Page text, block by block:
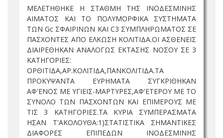
ΜΕΛΕΤΗΘΗΚΕ Η ΣΤΑΘΜΗ ΤΗΣ ΙΝΟΔΕΣΜΙΝΗΣ
ΑΙΜΑΤΟΣ ΚΑΙ ΤΟ ΠΟΛΥΜΟΡΦΙΚΑ ΣΥΣΤΗΜΑΤΑ
ΤΩΝ Gc ΣΦΑΙΡΙΝΩΝ ΚΑΙ C3 ΣΥΜΠΛΗΡΩΜΑΤΟΣ ΣΕ
ΠΑΣΧΟΝΤΕΣ ΑΠΟ ΕΛΚΩΣΗ ΚΟΛΙΤΙΔΑ.ΟΙ ΑΣΘΕΝΕΙΣ
ΔΙΑΙΡΕΘΗΚΑΝ ΑΝΑΛΟΓΩΣ ΕΚΤΑΣΗΣ ΝΟΣΟΥ ΣΕ 3
ΚΑΤΗΓΟΡΙΕΣ:
ΟΡΘΙΤΙΔΑ,ΑΡ.ΚΟΛΙΤΙΔΑ,ΠΑΝΚΟΛΙΤΙΔΑ.ΤΑ
ΠΡΟΚΥΨΑΝΤΑ ΕΥΡΗΜΑΤΑ ΣΥΓΚΡΙΘΗΚΑΝ
ΑΦ'ΕΝΟΣ ΜΕ ΥΓΙΕΙΣ-ΜΑΡΤΥΡΕΣ,ΑΦ'ΕΤΕΡΟΥ ΜΕ ΤΟ
ΣΥΝΟΛΟ ΤΩΝ ΠΑΣΧΟΝΤΩΝ ΚΑΙ ΕΠΙΜΕΡΟΥΣ ΜΕ
ΤΙΣ 3 ΚΑΤΗΓΟΡΙΕΣ.ΤΑ ΚΥΡΙΑ ΣΥΜΠΕΡΑΣΜΑΤΑ
ΗΣΑΝ Τ'ΑΚΟΛΟΥΘΑ:1)ΣΤΑΤΙΣΤΙΚΑ ΣΗΜΑΝΤΙΚΕΣ
ΔΙΑΦΟΡΕΣ ΕΠΙΠΕΔΩΝ ΙΝΟΔΕΣΜΙΝΗΣ